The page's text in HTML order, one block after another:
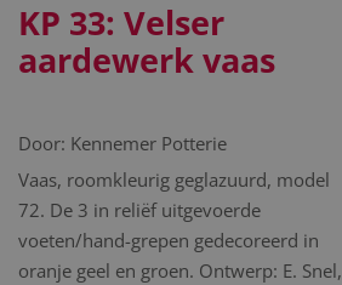
KP 33: Velser
aardewerk vaas
Door: Kennemer Potterie
Vaas, roomkleurig geglazuurd, model
72. De 3 in reliëf uitgevoerde
voeten/hand-grepen gedecoreerd in
oranje geel en groen. Ontwerp: E. Snel,